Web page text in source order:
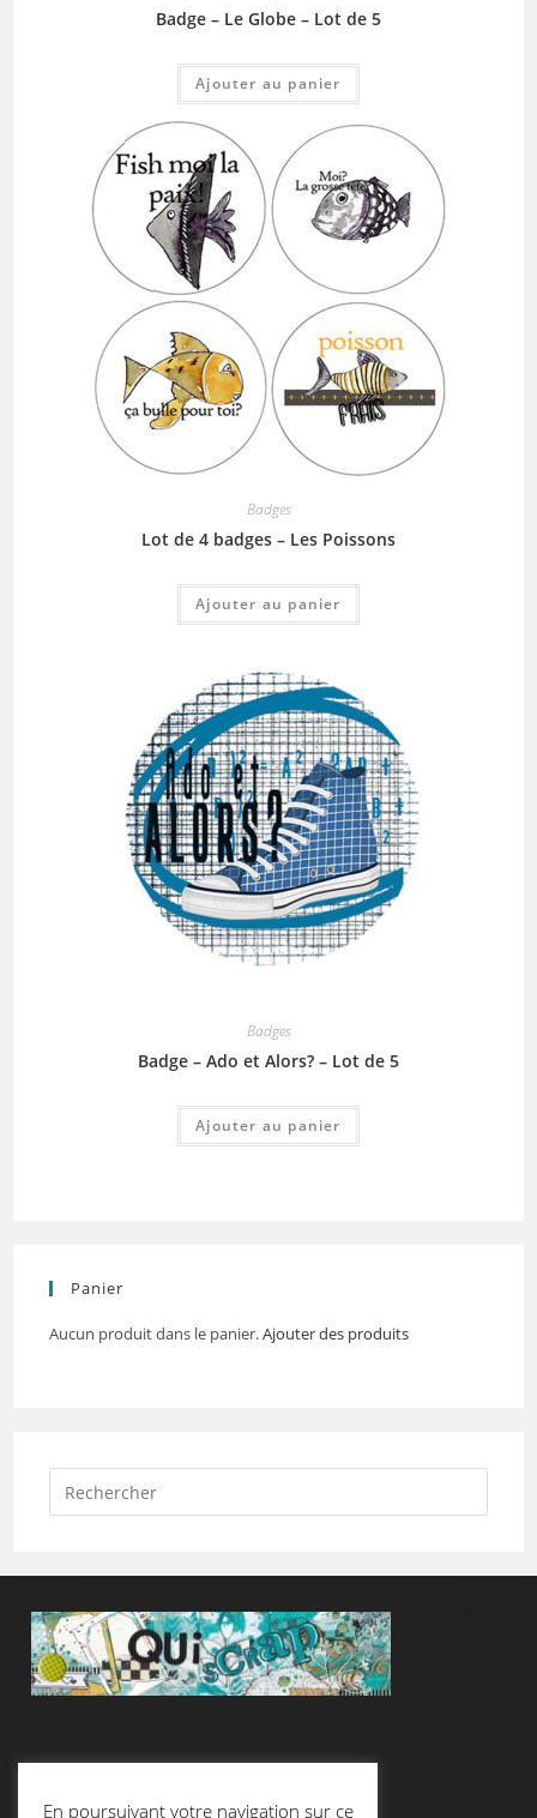
Badge – Le Globe – Lot de 5
Ajouter au panier
Badges
Lot de 4 badges – Les Poissons
Ajouter au panier
Badges
Badge – Ado et Alors? – Lot de 5
Ajouter au panier
Panier
Aucun produit dans le panier.Ajouter des produits
En poursuivant votre navigation sur ce